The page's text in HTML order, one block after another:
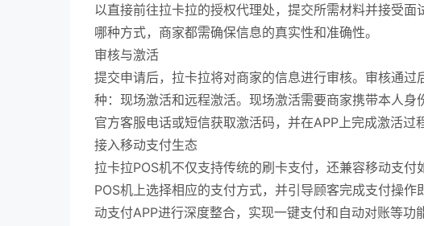
以直接前往拉卡拉的授权代理处，提交所需材料并接受
哪种方式，商家都需确保信息的真实性和准确性。
审核与激活
提交申请后，拉卡拉将对商家的信息进行审核。审核通
种：现场激活和远程激活。现场激活需要商家携带本人
官方客服电话或短信获取激活码，并在APP上完成激活过
接入移动支付生态
拉卡拉POS机不仅支持传统的刷卡支付，还兼容移动支
POS机上选择相应的支付方式，并引导顾客完成支付操
动支付APP进行深度整合，实现一键支付和自动对账等功能